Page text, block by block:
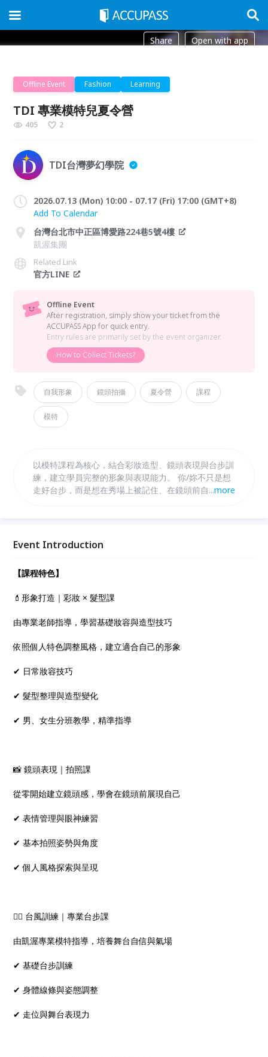
Share Open with app
Offline Event Fashion Learning
TDI 專業模特兒夏令營
405 2
TDI台灣夢幻學院
2026.07.13 (Mon) 10:00 - 07.17 (Fri) 17:00 (GMT+8)
Add To Calendar
台灣台北市中正區博愛路224巷5號4樓
凱渥集團
Related Link
官方LINE
Offline Event
After registration, simply show your ticket from the
ACCUPASS App for quick entry.
Entry rules are primarily set by the event organizer.
How to Collect Tickets?
自我形象 鏡頭拍攝 夏令營 課程
模特
以模特課程為核心，結合彩妝造型、鏡頭表現與台步訓
練，建立學員完整的形象與表現能力。 你/妳不只是想
走好台步，而是想在秀場上被記住、在鏡頭前自信發
...more
Event Introduction
【課程特色】
💄形象打造｜彩妝 × 髮型課
由專業老師指導，學習基礎妝容與造型技巧
依照個人特色調整風格，建立適合自己的形象
✔ 日常妝容技巧
✔ 髮型整理與造型變化
✔ 男、女生分班教學，精準指導
📸 鏡頭表現｜拍照課
從零開始建立鏡頭感，學會在鏡頭前展現自己
✔ 表情管理與眼神練習
✔ 基本拍照姿勢與角度
✔ 個人風格探索與呈現
🚶‍♀️ 台風訓練｜專業台步課
由凱渥專業模特指導，培養舞台自信與氣場
✔ 基礎台步訓練
✔ 身體線條與姿態調整
✔ 走位與舞台表現力